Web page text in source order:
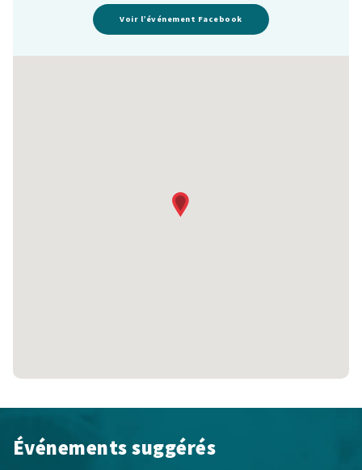
Voir l’événement Facebook
Événements suggérés